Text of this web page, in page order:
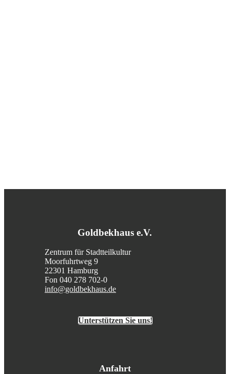
Goldbekhaus e.V.
Zentrum für Stadtteilkultur
Moorfuhrtweg 9
22301 Hamburg
Fon 040 278 702-0
info@goldbekhaus.de
Unterstützen Sie uns!
Anfahrt